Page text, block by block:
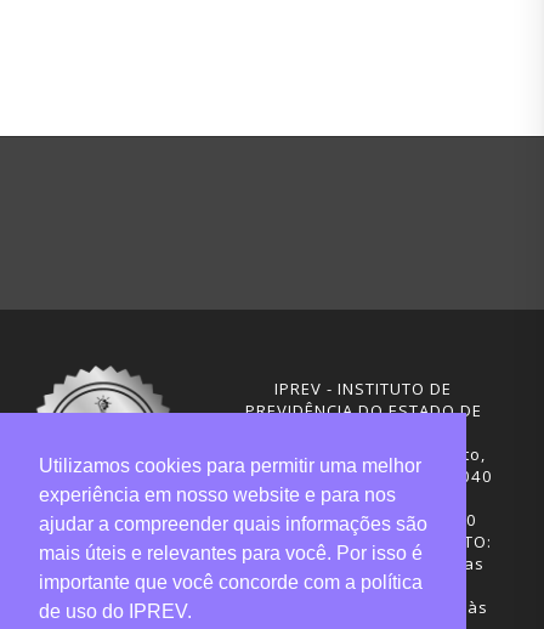
IPREV - INSTITUTO DE
PREVIDÊNCIA DO ESTADO DE
Rua Visconde de Ouro Preto,
291 – Centro - CEP: 88020-040
Florianópolis - SC
Telefones: (48) 3665-4600
HORÁRIO DE FUNCIONAMENTO:
Central de Atendimento: das
12h30 às 18h
Sede administrativa: 7h30 às
Utilizamos cookies para permitir uma melhor
experiência em nosso website e para nos
ajudar a compreender quais informações são
mais úteis e relevantes para você. Por isso é
importante que você concorde com a política
de uso do IPREV.